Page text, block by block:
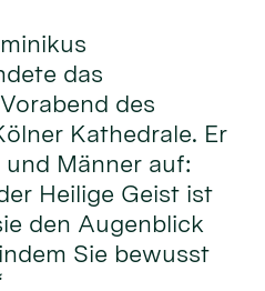
das
des
Kathedrale. Er
Männer auf:
Heilige Geist ist
den Augenblick
Sie bewusst